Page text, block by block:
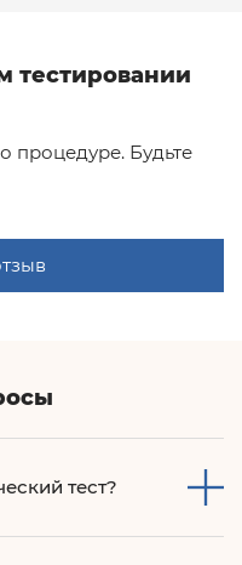
тестировании
процедуре. Будьте
тест?